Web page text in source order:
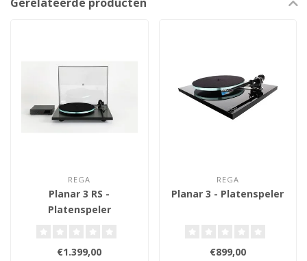
REGA
Planar 3 RS -
Platenspeler
€1.399,00
REGA
Planar 3 - Platenspeler
€899,00